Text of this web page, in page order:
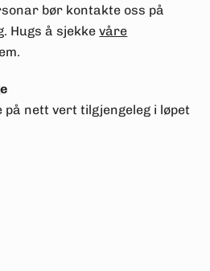
bør kontakte oss på
Hugs å sjekkevåre
på nett vert tilgjengeleg i løpet